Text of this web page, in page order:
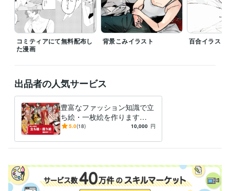
コミティアにて無料配布し
た漫画
背景こみイラスト 百合イラスト
出品者の人気サービス
豊富なファッション知識で立
ち絵・一枚絵を作ります
【短納期】色彩豊かな作風
鮮やかに！
5.0(18) 10,000 円